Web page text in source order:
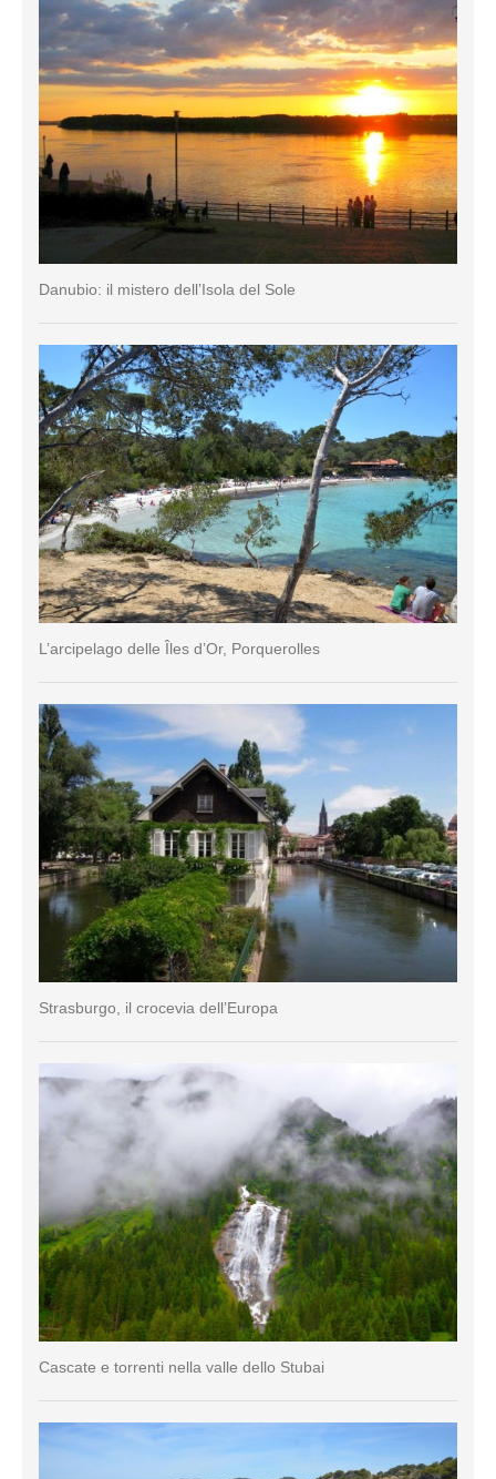
Danubio: il mistero dell’Isola del Sole
L’arcipelago delle Îles d’Or, Porquerolles
Strasburgo, il crocevia dell’Europa
Cascate e torrenti nella valle dello Stubai